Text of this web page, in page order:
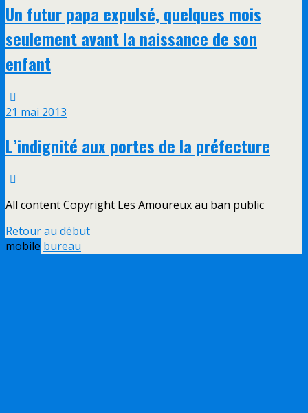
Un futur papa expulsé, quelques mois
seulement avant la naissance de son
enfant
21 mai 2013
L’indignité aux portes de la préfecture
All content Copyright Les Amoureux au ban public
Retour au début
mobile bureau